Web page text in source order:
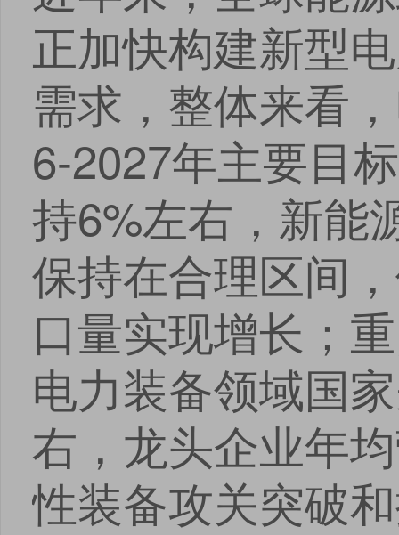
正加快构建新型
需求，整体来看
6-2027年主要目
持6%左右，新能
保持在合理区间
口量实现增长；
电力装备领域国
右，龙头企业年
性装备攻关突破